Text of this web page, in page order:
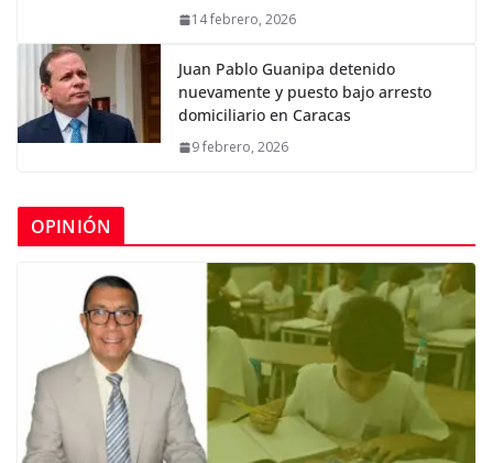
14 febrero, 2026
Juan Pablo Guanipa detenido
nuevamente y puesto bajo arresto
domiciliario en Caracas
9 febrero, 2026
OPINIÓN